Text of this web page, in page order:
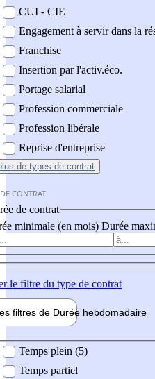
CUI - CIE
Engagement à servir dans la
Franchise
Insertion par l'activ.éco.
Portage salarial
Profession commerciale
Profession libérale
Reprise d'entreprise
de types de contrat
CONTRAT
de contrat
minimale (en mois) Durée
le filtre du type de contrat
filtres de Durée hebdomadaire
Temps plein (5)
Temps partiel